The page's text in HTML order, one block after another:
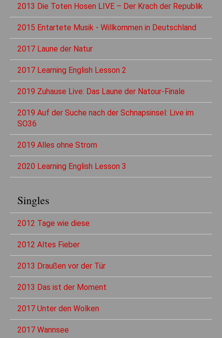
2013 Die Toten Hosen LIVE – Der Krach der Republik
2015 Entartete Musik - Willkommen in Deutschland
2017 Laune der Natur
2017 Learning English Lesson 2
2019 Zuhause Live: Das Laune der Natour-Finale
2019 Auf der Suche nach der Schnapsinsel: Live im
SO36
2019 Alles ohne Strom
2020 Learning English Lesson 3
Singles
2012 Tage wie diese
2012 Altes Fieber
2013 Draußen vor der Tür
2013 Das ist der Moment
2017 Unter den Wolken
2017 Wannsee